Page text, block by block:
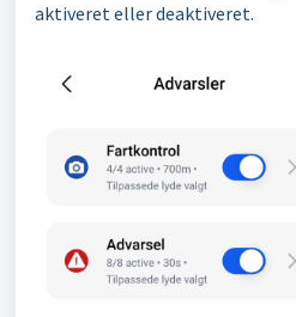
aktiveret eller deaktiveret.